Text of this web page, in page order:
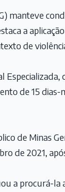
manteve
a
de
de 15
de Minas
de 2021,
a procurá-